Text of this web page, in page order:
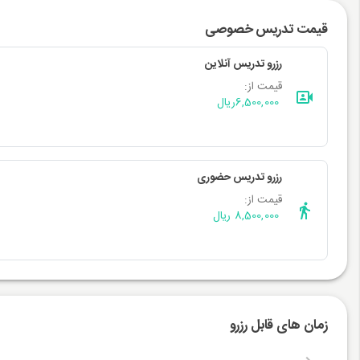
قیمت تدریس خصوصی
رزرو تدریس آنلاین
قیمت از:
6,500,000ریال
رزرو تدریس حضوری
قیمت از:
8,500,000 ریال
زمان های قابل رزرو